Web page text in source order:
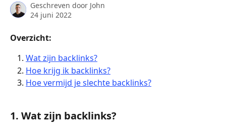
Geschreven door John
24 juni 2022
Overzicht:
Wat zijn backlinks?
Hoe krijg ik backlinks?
Hoe vermijd je slechte backlinks?
1. Wat zijn backlinks?